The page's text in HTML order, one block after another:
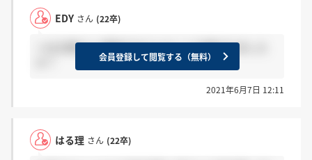
EDY さん (22卒)
＞はる理さん 面接ではどんなことを聞かれました
会員登録して閲覧する（無料）
2021年6月7日 12:11
はる理 さん (22卒)